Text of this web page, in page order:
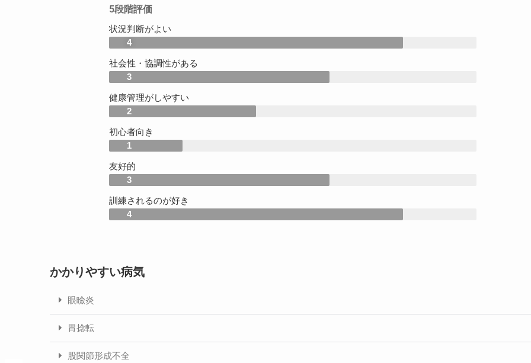
5段階評価
状況判断がよい
4
社会性・協調性がある
3
健康管理がしやすい
2
初心者向き
1
友好的
3
訓練されるのが好き
4
かかりやすい病気
眼瞼炎
胃捻転
股関節形成不全